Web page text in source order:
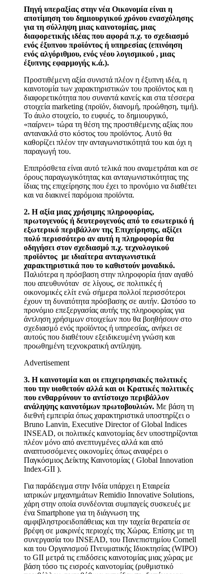
Πηγή υπεραξίας στην νέα Οικονομία είναι η
αποτίμηση του δημιουργικού χρόνου ενασχόλησης
για τη σύλληψη μιας καινοτομίας, μιας
διαφορετικής ιδέας που αφορά π.χ. το σχεδιασμό
ενός έξυπνου προϊόντος ή υπηρεσίας (επινόηση
ενός αλγόριθμου, ενός νέου λογισμικού , μιας
έξυπνης εφαρμογής κ.ά.).
Προστιθέμενη αξία συνιστά πλέον η έξυπνη ιδέα, η
καινοτομία των χαρακτηριστικών του προϊόντος και η
διαφορετικότητα που συναντά κανείς και στα τέσσερα
στοιχεία marketing (προϊόν, διανομή, προώθηση, τιμή).
Το άυλο στοιχείο, το ευφυές, το δημιουργικό,
«παίρνει» τώρα τη θέση της προστιθέμενης αξίας που
αντανακλά στο κόστος του προϊόντος. Αυτό θα
καθορίζει πλέον την ανταγωνιστικότητά του και όχι η
παραγωγή του.
Επιπρόσθετα είναι αυτό τελικά που αναμετράται και σε
όρους παραγωγικότητας και ανταγωνιστικότητας της
ίδιας της επιχείρησης που έχει το προνόμιο να διαθέτει
και να διακινεί παρόμοια προϊόντα.
2. Η αξία μιας χρήσιμης πληροφορίας,
πρωτογενούς ή δευτερογενούς από το εσωτερικό ή
εξωτερικό περιβάλλον της Επιχείρησης, αξίζει
πολύ περισσότερο αν αυτή η πληροφορία θα
οδηγήσει στον σχεδιασμό π.χ. τεχνολογικού
προϊόντος με ιδιαίτερα ανταγωνιστικά
χαρακτηριστικά που το καθιστούν μοναδικό.
Παλιότερα η πρόσβαση στην πληροφορία ήταν αγαθό
που απευθυνόταν σε λίγους, σε πολιτικές ή
οικονομικές ελίτ ενώ σήμερα πολλοί περισσότεροι
έχουν τη δυνατότητα πρόσβασης σε αυτήν. Ωστόσο το
προνόμιο επεξεργασίας αυτής της πληροφορίας για
άντληση χρήσιμων στοιχείων που θα βοηθήσουν στο
σχεδιασμό ενός προϊόντος ή υπηρεσίας, ανήκει σε
αυτούς που διαθέτουν εξειδικευμένη γνώση και
προωθημένη τεχνοκρατική αντίληψη.
Advertisement
3. Η καινοτομία και οι επιχειρησιακές πολιτικές
που την υιοθετούν αλλά και οι Κρατικές πολιτικές
που ενθαρρύνουν το αντίστοιχο περιβάλλον
ανάληψης καινοτόμων πρωτοβουλιών. Με βάση τη
διεθνή εμπειρία όπως χαρακτηριστικά υποστηρίζει ο
Bruno Lanvin, Executive Director of Global Indices
INSEAD, οι πολιτικές καινοτομίας δεν υποστηρίζονται
πλέον μόνο από ανεπτυγμένες αλλά και από
αναπτυσσόμενες οικονομίες όπως αναφέρει ο
Παγκόσμιος Δείκτης Καινοτομίας ( Global Innovation
Index-GII ).
Για παράδειγμα στην Ινδία υπάρχει η Εταιρεία
ιατρικών μηχανημάτων Remidio Innovative Solutions,
χάρη στην οποία συνδέονται συμπαγείς συσκευές με
ένα Smartphone για τη διάγνωση της
αμφιβληστροειδοπάθειας και την ταχεία θεραπεία σε
βρέφη σε μακρινές περιοχές της Χώρας. Επίσης με τη
συνεργασία του INSEAD, του Πανεπιστημίου Cornell
και του Oργανισμού Πνευματικής Ιδιοκτησίας (WIPO)
το GII μετρά τις επιδόσεις καινοτομίας μιας χώρας με
βάση τόσο τις εισροές καινοτομίας (ρυθμιστικό